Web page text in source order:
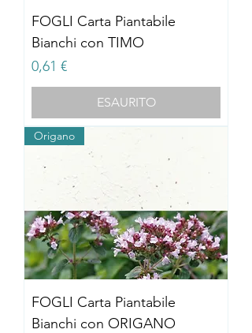
FOGLI Carta Piantabile
Bianchi con TIMO
Prezzo
0,61 €
ESAURITO
Origano
FOGLI Carta Piantabile
Bianchi con ORIGANO